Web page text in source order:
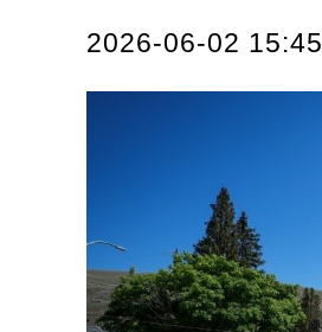
2026-06-02 15:45